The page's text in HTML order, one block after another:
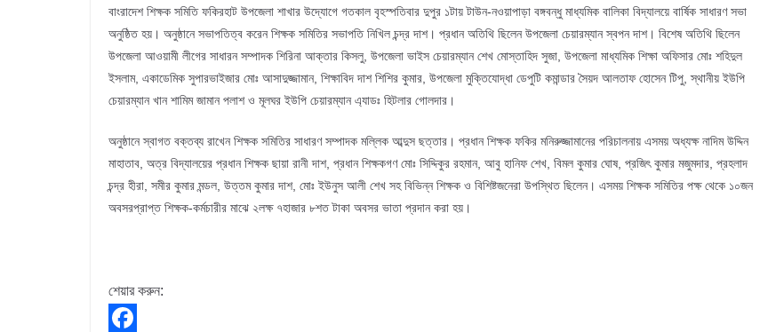
বাংরাদেশ শিক্ষক সমিতি ফকিরহাট উপজেলা শাখার উদ্যোগে গতকাল বৃহস্পতিবার দুপুর ১টায় টাউন-নওয়াপাড়া বঙ্গবন্ধু মাধ্যমিক বালিকা বিদ্যালয়ে বার্ষিক সাধারণ সভা
অনুষ্ঠিত হয়। অনুষ্ঠানে সভাপতিত্ব করেন শিক্ষক সমিতির সভাপতি নিখিল চন্দ্র দাশ। প্রধান অতিথি ছিলেন উপজেলা চেয়ারম্যান স্বপন দাশ। বিশেষ অতিথি ছিলেন
উপজেলা আওয়ামী লীগের সাধারন সম্পাদক শিরিনা আক্তার কিসলু, উপজেলা ভাইস চেয়ারম্যান শেখ মোস্তাহিদ সুজা, উপজেলা মাধ্যমিক শিক্ষা অফিসার মোঃ শহিদুল
ইসলাম, একাডেমিক সুপারভাইজার মোঃ আসাদুজ্জামান, শিক্ষাবিদ দাশ শিশির কুমার, উপজেলা মুক্তিযোদ্ধা ডেপুটি কমান্ডার সৈয়দ আলতাফ হোসেন টিপু, স্থানীয় ইউপি
চেয়ারম্যান খান শামিম জামান পলাশ ও মূলঘর ইউপি চেয়ারম্যান এ্যাডঃ হিটলার গোলদার।
অনুষ্ঠানে স্বাগত বক্তব্য রাখেন শিক্ষক সমিতির সাধারণ সম্পাদক মল্লিক আব্দুস ছত্তার। প্রধান শিক্ষক ফকির মনিরুজ্জামানের পরিচালনায় এসময় অধ্যক্ষ নাদিম উদ্দিন
মাহাতাব, অত্র বিদ্যালয়ের প্রধান শিক্ষক ছায়া রানী দাশ, প্রধান শিক্ষকগণ মোঃ সিদ্দিকুর রহমান, আবু হানিফ শেখ, বিমল কুমার ঘোষ, প্রজিৎ কুমার মজুমদার, প্রহলাদ
চন্দ্র হীরা, সমীর কুমার মন্ডল, উত্তম কুমার দাশ, মোঃ ইউনুস আলী শেখ সহ বিভিন্ন শিক্ষক ও বিশিষ্টজনেরা উপস্থিত ছিলেন। এসময় শিক্ষক সমিতির পক্ষ থেকে ১০জন
অবসরপ্রাপ্ত শিক্ষক-কর্মচারীর মাঝে ২লক্ষ ৭হাজার ৮শত টাকা অবসর ভাতা প্রদান করা হয়।
শেয়ার করুন: